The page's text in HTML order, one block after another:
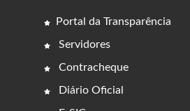
Portal da Transparência
Servidores
Contracheque
Diário Oficial